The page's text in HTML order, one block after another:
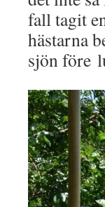
fall tagit
hästarna
sjön före